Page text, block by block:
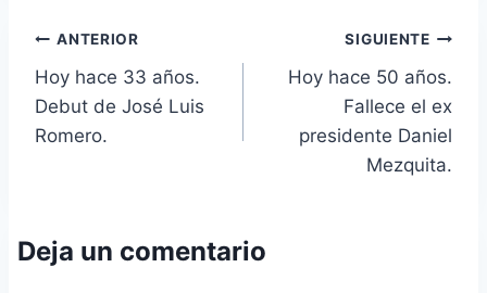
Navegación
de
entradas
ANTERIOR
Hoy hace 33 años.
Debut de José Luis
Romero.
SIGUIENTE
Hoy hace 50 años.
Fallece el ex
presidente Daniel
Mezquita.
Deja un comentario